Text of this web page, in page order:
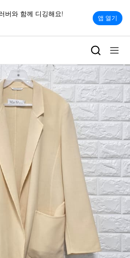
버와 함께 디깅해요!
앱 열기